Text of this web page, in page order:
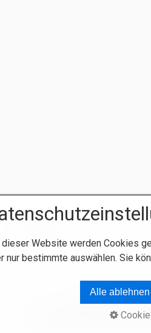
Startseite
© 2026 fewo-kirn.com.
Website werden Cookies
nur bestimmte auswählen. Sie
Alle ablehnen